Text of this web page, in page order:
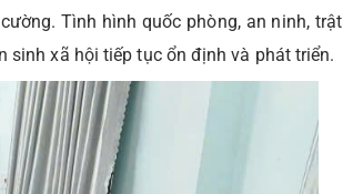
Tình hình quốc phòng, an ninh, trật
sinh xã hội tiếp tục ổn định và phát triển.